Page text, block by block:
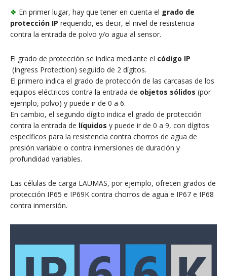
❖ En primer lugar, hay que tener en cuenta el grado de
protección IP requerido, es decir, el nivel de resistencia
contra la entrada de polvo y/o agua al sensor.
El grado de protección se indica mediante el código IP
(Ingress Protection) seguido de 2 dígitos.
El primero indica el grado de protección de las carcasas de los
equipos eléctricos contra la entrada de objetos sólidos (por
ejemplo, polvo) y puede ir de 0 a 6.
En cambio, el segundo dígito indica el grado de protección
contra la entrada de líquidos y puede ir de 0 a 9, con dígitos
específicos para la resistencia contra chorros de agua de
presión variable o contra inmersiones de duración y
profundidad variables.
Las células de carga LAUMAS, por ejemplo, ofrecen grados de
protección IP65 e IP69K contra chorros de agua e IP67 e IP68
contra inmersión.